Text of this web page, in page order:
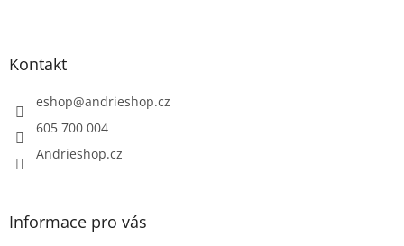
Kontakt
eshop@andrieshop.cz
605 700 004
Andrieshop.cz
Informace pro vás